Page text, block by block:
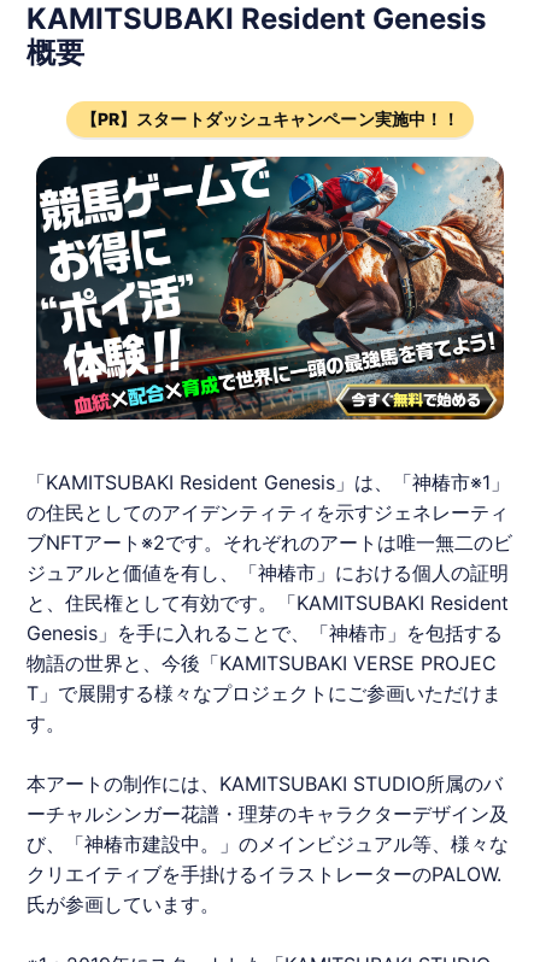
KAMITSUBAKI Resident Genesis
概要
【PR】スタートダッシュキャンペーン実施中！！
「KAMITSUBAKI Resident Genesis」は、「神椿市※1」
の住民としてのアイデンティティを示すジェネレーティ
ブNFTアート※2です。それぞれのアートは唯一無二のビ
ジュアルと価値を有し、「神椿市」における個人の証明
と、住民権として有効です。「KAMITSUBAKI Resident
Genesis」を手に入れることで、「神椿市」を包括する
物語の世界と、今後「KAMITSUBAKI VERSE PROJEC
T」で展開する様々なプロジェクトにご参画いただけま
す。
本アートの制作には、 KAMITSUBAKI STUDIO所属のバ
ーチャルシンガー花譜・理芽のキャラクターデザイン及
び、「神椿市建設中。」のメインビジュアル等、様々な
クリエイティブを手掛けるイラストレーターのPALOW.
氏が参画しています。​